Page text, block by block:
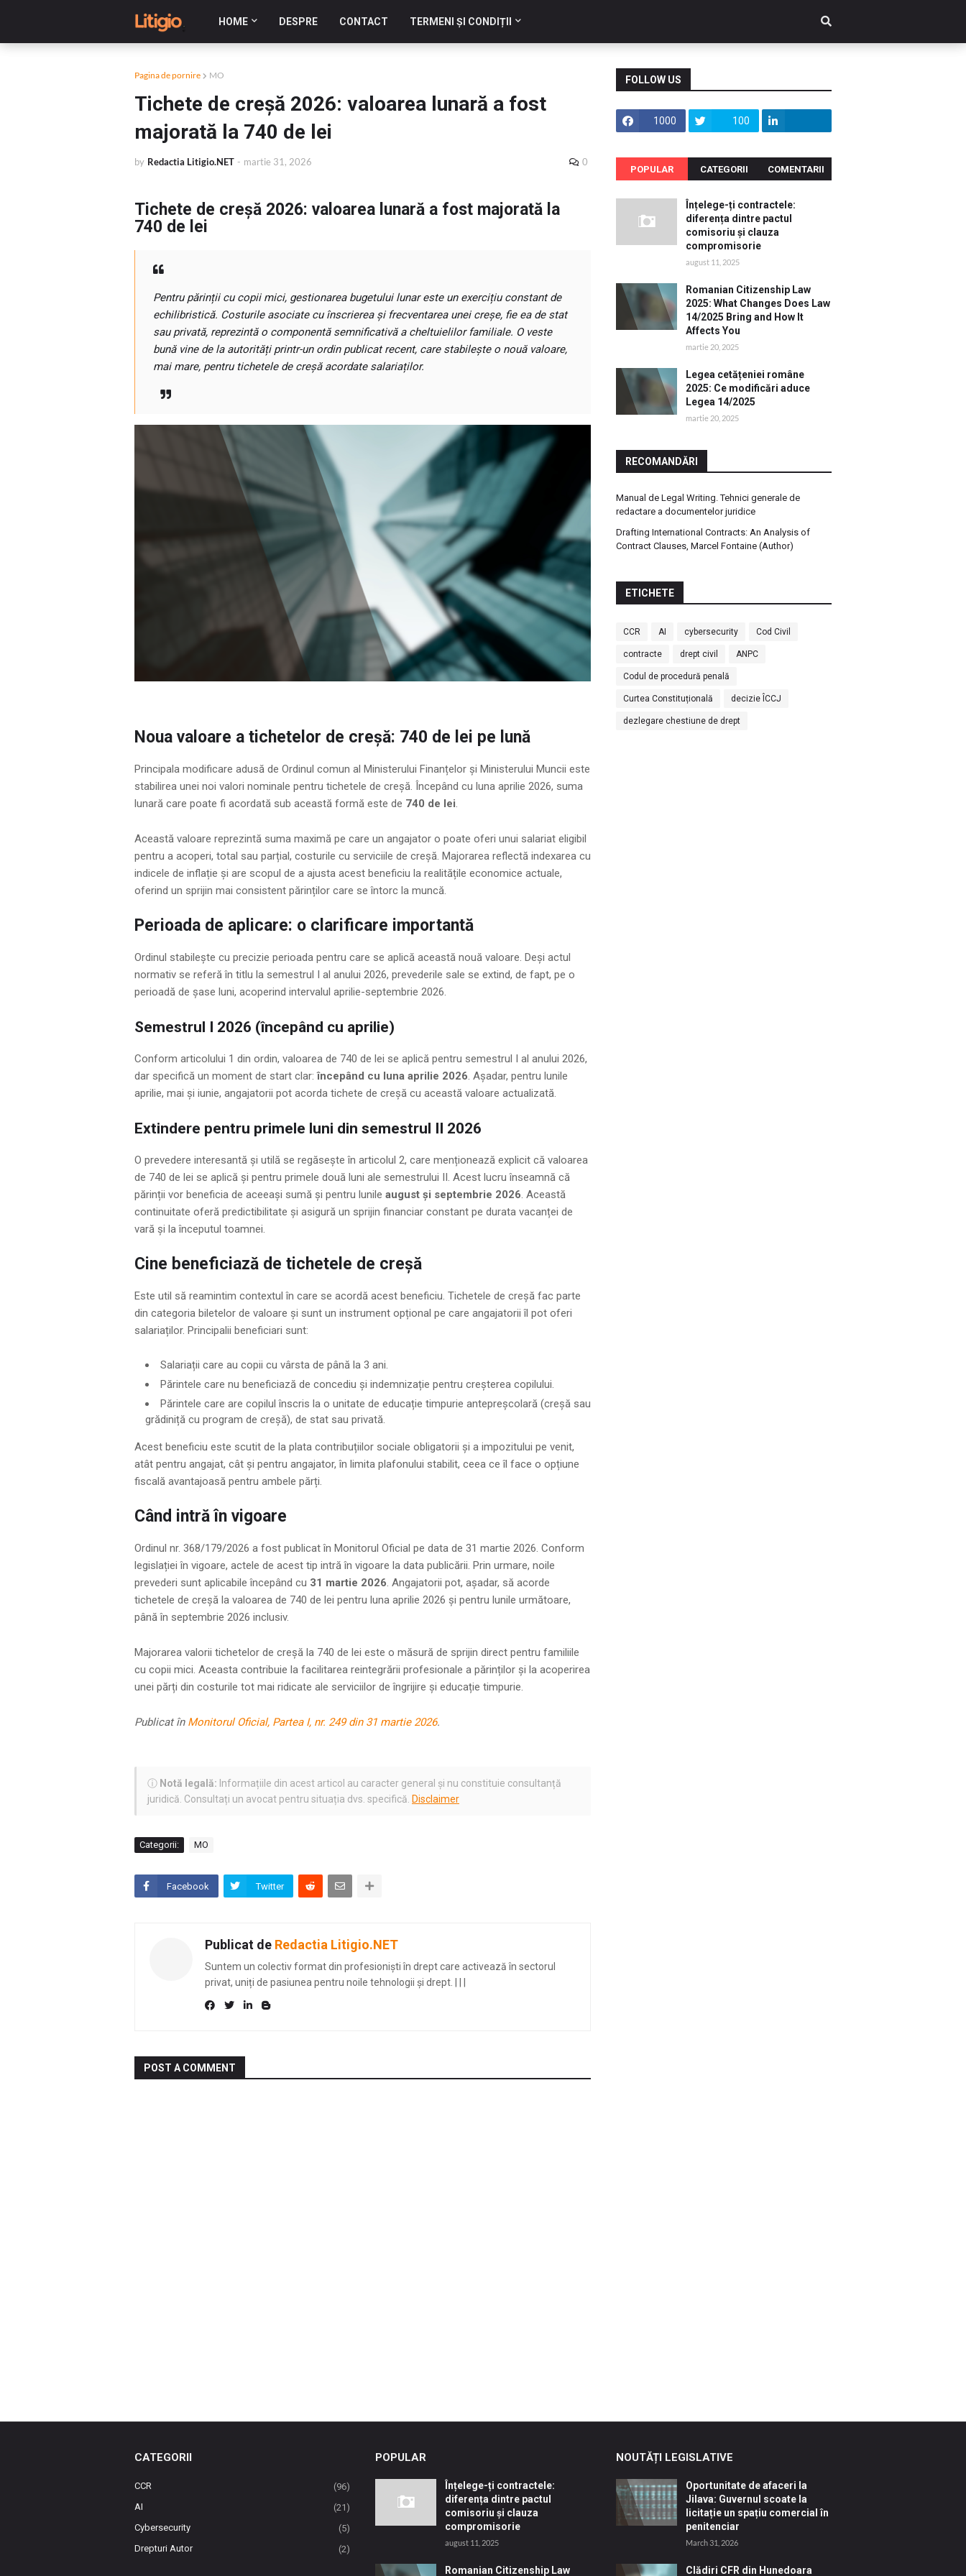
HOME DESPRE CONTACT TERMENI ȘI CONDIȚII
Pagina de pornire MO
Tichete de creșă 2026: valoarea lunară a fost
majorată la 740 de lei
by Redactia Litigio.NET - martie 31, 2026 0
Tichete de creșă 2026: valoarea lunară a fost majorată la
740 de lei
Pentru părinții cu copii mici, gestionarea bugetului lunar este un exercițiu constant de
echilibristică. Costurile asociate cu înscrierea și frecventarea unei creșe, fie ea de stat
sau privată, reprezintă o componentă semnificativă a cheltuielilor familiale. O veste
bună vine de la autorități printr-un ordin publicat recent, care stabilește o nouă valoare,
mai mare, pentru tichetele de creșă acordate salariaților.
Noua valoare a tichetelor de creșă: 740 de lei pe lună
Principala modificare adusă de Ordinul comun al Ministerului Finanțelor și Ministerului Muncii este
stabilirea unei noi valori nominale pentru tichetele de creșă. Începând cu luna aprilie 2026, suma
lunară care poate fi acordată sub această formă este de 740 de lei.
Această valoare reprezintă suma maximă pe care un angajator o poate oferi unui salariat eligibil
pentru a acoperi, total sau parțial, costurile cu serviciile de creșă. Majorarea reflectă indexarea cu
indicele de inflație și are scopul de a ajusta acest beneficiu la realitățile economice actuale,
oferind un sprijin mai consistent părinților care se întorc la muncă.
Perioada de aplicare: o clarificare importantă
Ordinul stabilește cu precizie perioada pentru care se aplică această nouă valoare. Deși actul
normativ se referă în titlu la semestrul I al anului 2026, prevederile sale se extind, de fapt, pe o
perioadă de șase luni, acoperind intervalul aprilie-septembrie 2026.
Semestrul I 2026 (începând cu aprilie)
Conform articolului 1 din ordin, valoarea de 740 de lei se aplică pentru semestrul I al anului 2026,
dar specifică un moment de start clar:începând cu luna aprilie 2026. Așadar, pentru lunile
aprilie, mai și iunie, angajatorii pot acorda tichete de creșă cu această valoare actualizată.
Extindere pentru primele luni din semestrul II 2026
O prevedere interesantă și utilă se regăsește în articolul 2, care menționează explicit că valoarea
de 740 de lei se aplică și pentru primele două luni ale semestrului II. Acest lucru înseamnă că
părinții vor beneficia de aceeași sumă și pentru lunile august și septembrie 2026. Această
continuitate oferă predictibilitate și asigură un sprijin financiar constant pe durata vacanței de
vară și la începutul toamnei.
Cine beneficiază de tichetele de creșă
Este util să reamintim contextul în care se acordă acest beneficiu. Tichetele de creșă fac parte
din categoria biletelor de valoare și sunt un instrument opțional pe care angajatorii îl pot oferi
salariaților. Principalii beneficiari sunt:
Salariații care au copii cu vârsta de până la 3 ani.
Părintele care nu beneficiază de concediu și indemnizație pentru creșterea copilului.
Părintele care are copilul înscris la o unitate de educație timpurie antepreșcolară (creșă sau
grădiniță cu program de creșă), de stat sau privată.
Acest beneficiu este scutit de la plata contribuțiilor sociale obligatorii și a impozitului pe venit,
atât pentru angajat, cât și pentru angajator, în limita plafonului stabilit, ceea ce îl face o opțiune
fiscală avantajoasă pentru ambele părți.
Când intră în vigoare
Ordinul nr. 368/179/2026 a fost publicat în Monitorul Oficial pe data de 31 martie 2026. Conform
legislației în vigoare, actele de acest tip intră în vigoare la data publicării. Prin urmare, noile
prevederi sunt aplicabile începând cu 31 martie 2026. Angajatorii pot, așadar, să acorde
tichetele de creșă la valoarea de 740 de lei pentru luna aprilie 2026 și pentru lunile următoare,
până în septembrie 2026 inclusiv.
Majorarea valorii tichetelor de creșă la 740 de lei este o măsură de sprijin direct pentru familiile
cu copii mici. Aceasta contribuie la facilitarea reintegrării profesionale a părinților și la acoperirea
unei părți din costurile tot mai ridicate ale serviciilor de îngrijire și educație timpurie.
Publicat în Monitorul Oficial, Partea I, nr. 249 din 31 martie 2026.
ⓘ Notă legală: Informațiile din acest articol au caracter general și nu constituie consultanță
juridică. Consultați un avocat pentru situația dvs. specifică. Disclaimer
Categorii: MO
Facebook Twitter
Publicat de Redactia Litigio.NET
Suntem un colectiv format din profesioniști în drept care activează în sectorul
privat, uniți de pasiunea pentru noile tehnologii și drept.
POST A COMMENT
FOLLOW US
1000 100
POPULAR CATEGORII COMENTARII
Înțelege-ți contractele:
diferența dintre pactul
comisoriu și clauza
compromisorie
august 11, 2025
Romanian Citizenship Law
2025: What Changes Does Law
14/2025 Bring and How It
Affects You
martie 20, 2025
Legea cetățeniei române
2025: Ce modificări aduce
Legea 14/2025
martie 20, 2025
RECOMANDĂRI
Manual de Legal Writing. Tehnici generale de
redactare a documentelor juridice
Drafting International Contracts: An Analysis of
Contract Clauses, Marcel Fontaine (Author)
ETICHETE
CCR AI cybersecurity Cod Civil
contracte drept civil ANPC
Codul de procedură penală
Curtea Constituțională decizie ÎCCJ
dezlegare chestiune de drept
CATEGORII
CCR
(96)
AI
(21)
Cybersecurity
(5)
Drepturi Autor
(2)
POPULAR
Înțelege-ți contractele:
diferența dintre pactul
comisoriu și clauza
compromisorie
august 11, 2025
Romanian Citizenship Law
NOUTĂȚI LEGISLATIVE
Oportunitate de afaceri la
Jilava: Guvernul scoate la
licitație un spațiu comercial în
penitenciar
March 31, 2026
Clădiri CFR din Hunedoara